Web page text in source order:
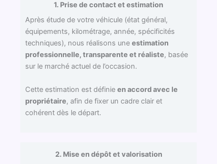
1. Prise de contact et estimation
Après étude de votre véhicule (état général,
équipements, kilométrage, année, spécificités
techniques), nous réalisons une estimation
professionnelle, transparente et réaliste, basée
sur le marché actuel de l’occasion.
Cette estimation est définie en accord avec le
propriétaire, afin de fixer un cadre clair et
cohérent dès le départ.
2. Mise en dépôt et valorisation